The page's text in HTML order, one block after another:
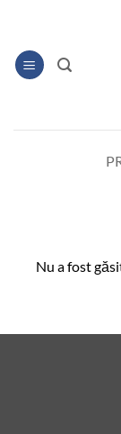
content
Nu a fost